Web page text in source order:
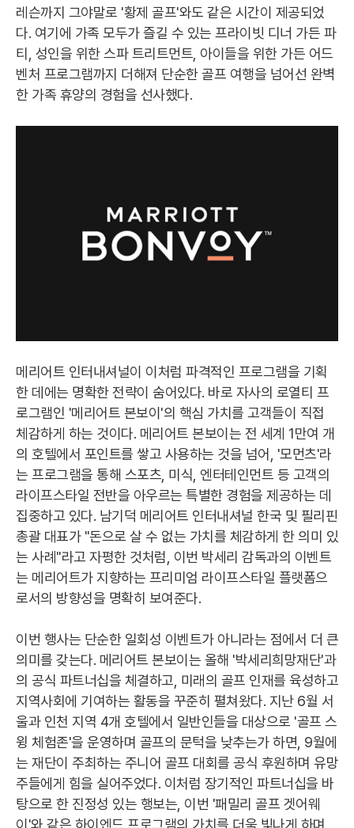
레슨까지 그야말로 '황제 골프'와도 같은 시간이 제공되었
다. 여기에 가족 모두가 즐길 수 있는 프라이빗 디너 가든 파
티, 성인을 위한 스파 트리트먼트, 아이들을 위한 가든 어드
벤처 프로그램까지 더해져 단순한 골프 여행을 넘어선 완벽
한 가족 휴양의 경험을 선사했다.
메리어트 인터내셔널이 이처럼 파격적인 프로그램을 기획
한 데에는 명확한 전략이 숨어있다. 바로 자사의 로열티 프
로그램인 '메리어트 본보이'의 핵심 가치를 고객들이 직접
체감하게 하는 것이다. 메리어트 본보이는 전 세계 1만여 개
의 호텔에서 포인트를 쌓고 사용하는 것을 넘어, '모먼츠'라
는 프로그램을 통해 스포츠, 미식, 엔터테인먼트 등 고객의
라이프스타일 전반을 아우르는 특별한 경험을 제공하는 데
집중하고 있다. 남기덕 메리어트 인터내셔널 한국 및 필리핀
총괄 대표가 "돈으로 살 수 없는 가치를 체감하게 한 의미 있
는 사례"라고 자평한 것처럼, 이번 박세리 감독과의 이벤트
는 메리어트가 지향하는 프리미엄 라이프스타일 플랫폼으
로서의 방향성을 명확히 보여준다.
이번 행사는 단순한 일회성 이벤트가 아니라는 점에서 더 큰
의미를 갖는다. 메리어트 본보이는 올해 '박세리희망재단'과
의 공식 파트너십을 체결하고, 미래의 골프 인재를 육성하고
지역사회에 기여하는 활동을 꾸준히 펼쳐왔다. 지난 6월 서
울과 인천 지역 4개 호텔에서 일반인들을 대상으로 '골프 스
윙 체험존'을 운영하며 골프의 문턱을 낮추는가 하면, 9월에
는 재단이 주최하는 주니어 골프 대회를 공식 후원하며 유망
주들에게 힘을 실어주었다. 이처럼 장기적인 파트너십을 바
탕으로 한 진정성 있는 행보는, 이번 '패밀리 골프 겟어웨
이'와 같은 하이엔드 프로그램의 가치를 더욱 빛나게 하며